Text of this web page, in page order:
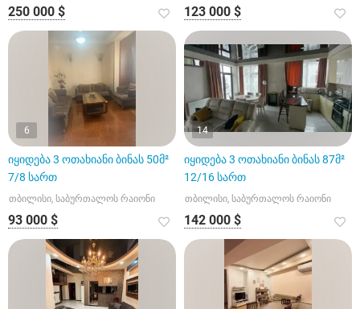
250 000 $ 123 000 $
6
იყიდება 3 ოთახიანი ბინას 50მ²
7/8 სართ
თბილისი, საბურთალოს რაიონი
93 000 $
14
იყიდება 3 ოთახიანი ბინას 87მ²
12/16 სართ
თბილისი, საბურთალოს რაიონი
142 000 $